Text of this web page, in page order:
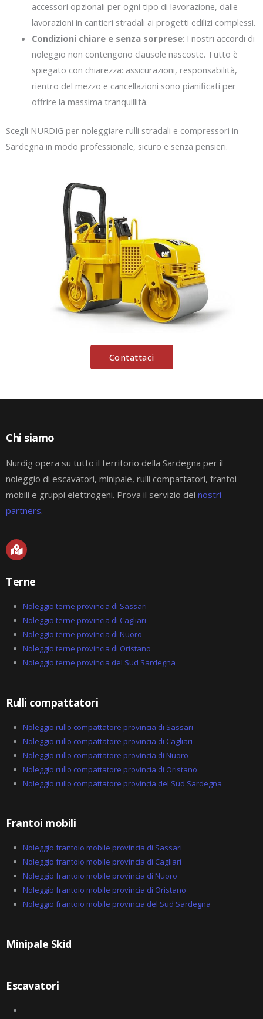
accessori opzionali per ogni tipo di lavorazione, dalle
lavorazioni in cantieri stradali ai progetti edilizi complessi.
Condizioni chiare e senza sorprese: I nostri accordi di
noleggio non contengono clausole nascoste. Tutto è
spiegato con chiarezza: assicurazioni, responsabilità,
rientro del mezzo e cancellazioni sono pianificati per
offrire la massima tranquillità.
Scegli NURDIG per noleggiare rulli stradali e compressori in
Sardegna in modo professionale, sicuro e senza pensieri.
Contattaci
Chi siamo
Nurdig opera su tutto il territorio della Sardegna per il
noleggio di escavatori, minipale, rulli compattatori, frantoi
mobili e gruppi elettrogeni. Prova il servizio dei nostri
partners.
M
a
m
r
k
d
-
a
Terne
Noleggio terne provincia di Sassari
Noleggio terne provincia di Cagliari
Noleggio terne provincia di Nuoro
Noleggio terne provincia di Oristano
Noleggio terne provincia del Sud Sardegna
Rulli compattatori
Noleggio rullo compattatore provincia di Sassari
Noleggio rullo compattatore provincia di Cagliari
Noleggio rullo compattatore provincia di Nuoro
Noleggio rullo compattatore provincia di Oristano
Noleggio rullo compattatore provincia del Sud Sardegna
Frantoi mobili
Noleggio frantoio mobile provincia di Sassari
Noleggio frantoio mobile provincia di Cagliari
Noleggio frantoio mobile provincia di Nuoro
Noleggio frantoio mobile provincia di Oristano
Noleggio frantoio mobile provincia del Sud Sardegna
Minipale Skid
Escavatori